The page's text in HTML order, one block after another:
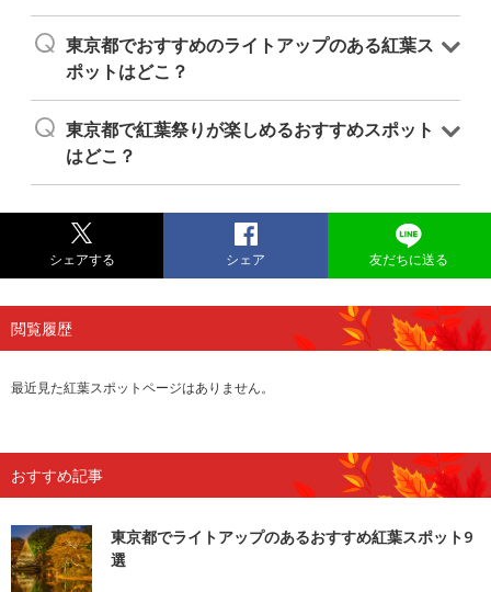
東京都でおすすめのライトアップのある紅葉ス
ポットはどこ？
東京都で紅葉祭りが楽しめるおすすめスポット
はどこ？
シェアする シェア 友だちに送る
閲覧履歴
最近見た紅葉スポットページはありません。
おすすめ記事
東京都でライトアップのあるおすすめ紅葉スポット9
選